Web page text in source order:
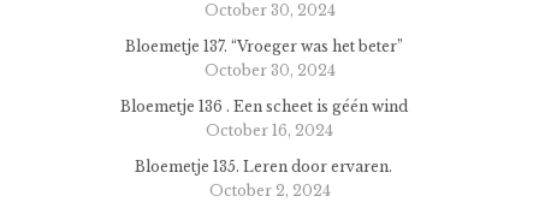
October 30, 2024
Bloemetje 137. “Vroeger was het beter”
October 30, 2024
Bloemetje 136 . Een scheet is géén wind
October 16, 2024
Bloemetje 135. Leren door ervaren.
October 2, 2024